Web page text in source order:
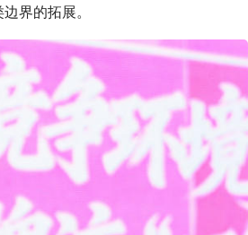
界的拓展。